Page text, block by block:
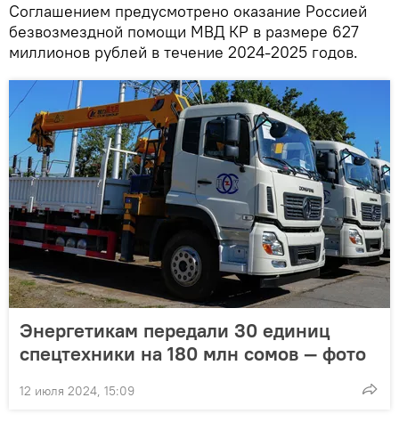
Соглашением предусмотрено оказание Россией
безвозмездной помощи МВД КР в размере 627
миллионов рублей в течение 2024-2025 годов.
Энергетикам передали 30 единиц
спецтехники на 180 млн сомов — фото
12 июля 2024, 15:09